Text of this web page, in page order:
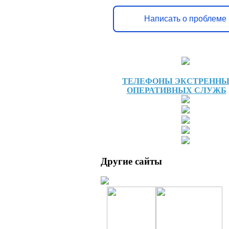
Написать о проблеме
ТЕЛЕФОНЫ
ОПЕРАТИВНЫХ СЛУЖБ
Другие сайты